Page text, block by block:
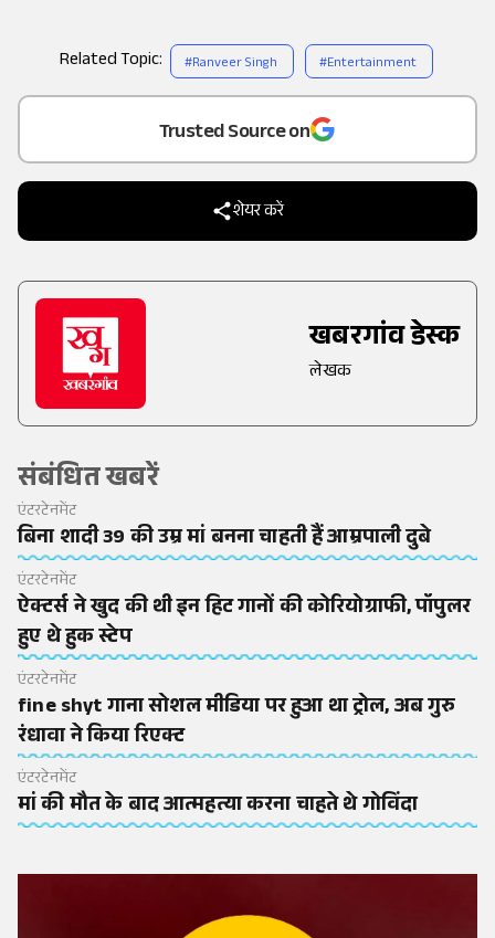
Add
as a
Trusted Source on
शेयर करें
खबरगांव डेस्क
लेखक
संबंधित खबरें
एंटरटेनमेंट
बिना शादी 39 की उम्र मां बनना चाहती हैं आम्रपाली दुबे
एंटरटेनमेंट
ऐक्टर्स ने खुद की थी इन हिट गानों की कोरियोग्राफी, पॉपुलर
हुए थे हुक स्टेप
एंटरटेनमेंट
fine shyt गाना सोशल मीडिया पर हुआ था ट्रोल, अब गुरु
रंधावा ने किया रिएक्ट
एंटरटेनमेंट
मां की मौत के बाद आत्महत्या करना चाहते थे गोविंदा
Related Topic: #Ranveer Singh #Entertainment